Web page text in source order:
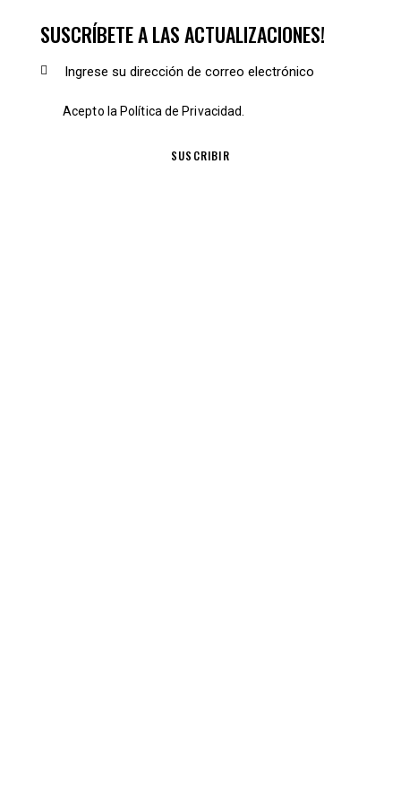
SUSCRÍBETE A LAS ACTUALIZACIONES!
SUSCRIBIR
Acepto la Política de Privacidad